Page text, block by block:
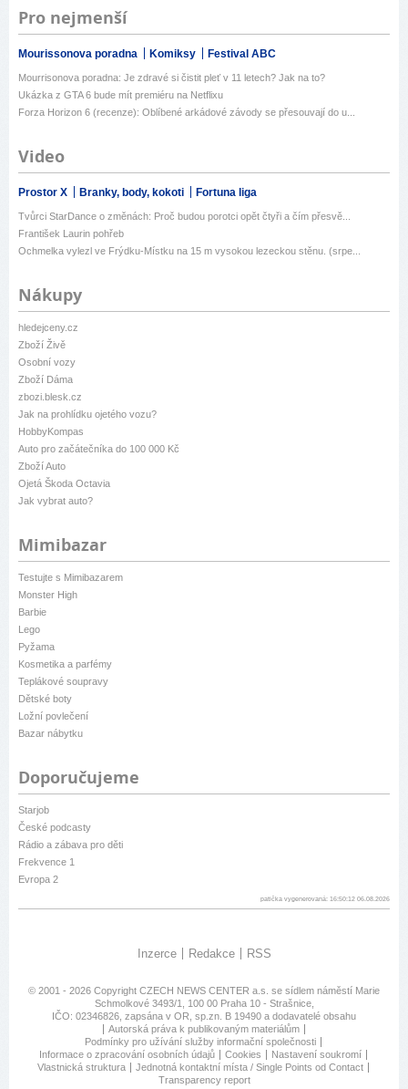
Pro nejmenší
Mourissonova poradna Komiksy Festival ABC
Mourrisonova poradna: Je zdravé si čistit pleť v 11 letech? Jak na to?
Ukázka z GTA 6 bude mít premiéru na Netflixu
Forza Horizon 6 (recenze): Oblíbené arkádové závody se přesouvají do u...
Video
Prostor X Branky, body, kokoti Fortuna liga
Tvůrci StarDance o změnách: Proč budou porotci opět čtyři a čím přesvě...
František Laurin pohřeb
Ochmelka vylezl ve Frýdku-Místku na 15 m vysokou lezeckou stěnu. (srpe...
Nákupy
hledejceny.cz
Zboží Živě
Osobní vozy
Zboží Dáma
zbozi.blesk.cz
Jak na prohlídku ojetého vozu?
HobbyKompas
Auto pro začátečníka do 100 000 Kč
Zboží Auto
Ojetá Škoda Octavia
Jak vybrat auto?
Mimibazar
Testujte s Mimibazarem
Monster High
Barbie
Lego
Pyžama
Kosmetika a parfémy
Teplákové soupravy
Dětské boty
Ložní povlečení
Bazar nábytku
Doporučujeme
Starjob
České podcasty
Rádio a zábava pro děti
Frekvence 1
Evropa 2
patička vygenerovaná: 16:50:12 06.08.2026
Inzerce Redakce RSS
© 2001 - 2026 Copyright CZECH NEWS CENTER a.s. se sídlem náměstí Marie
Schmolkové 3493/1, 100 00 Praha 10 - Strašnice,
IČO: 02346826, zapsána v OR, sp.zn. B 19490 a dodavatelé obsahu
Autorská práva k publikovaným materiálům
Podmínky pro užívání služby informační společnosti
Informace o zpracování osobních údajů
Cookies
Nastavení soukromí
Vlastnická struktura
Jednotná kontaktní místa / Single Points od Contact
Transparency report